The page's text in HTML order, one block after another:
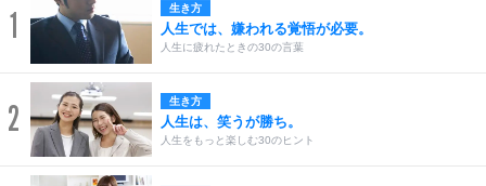
1 生き方
人生では、嫌われる覚悟が必要。
人生に疲れたときの30の言葉
2 生き方
人生は、笑うが勝ち。
人生をもっと楽しむ30のヒント